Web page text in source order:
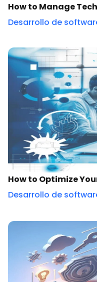
Desarrollo de
How to Optimize
Desarrollo de